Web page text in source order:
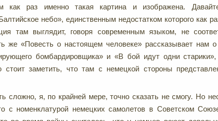
как раз именно такая картина и изображена.
небо», единственным недостатком которого как
там выглядит, говоря современным языком, не
же «Повесть о настоящем человеке» рассказывает нам
бомбардировщика» и «В бой идут одни
стоит заметить, что там с немецкой стороны
сложно, я, по крайней мере, точно сказать не смогу. Но
с номенклатурой немецких самолетов в Советском